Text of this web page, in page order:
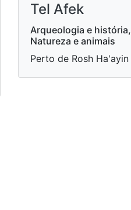
Tel Afek
Arqueologia e história,
Natureza e animais
Perto de Rosh Ha'ayin